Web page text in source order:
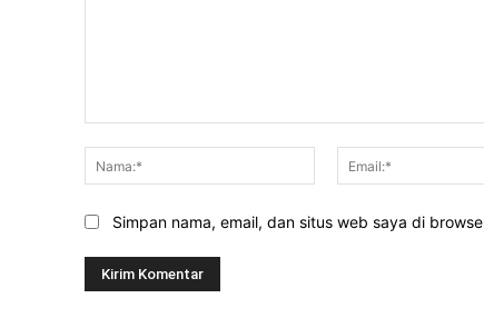
Nama:*
Simpan nama, email, dan situs web saya di